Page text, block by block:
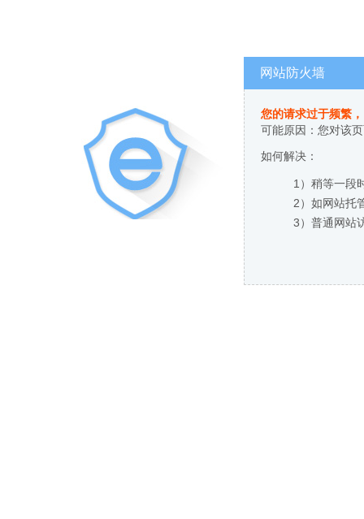
网站防火墙
您的请求过于频繁
可能原因：您对该
如何解决：
1）稍等一段
2）如网站托
3）普通网站